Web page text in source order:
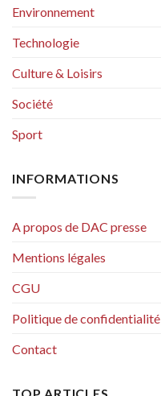
Environnement
Technologie
Culture & Loisirs
Société
Sport
INFORMATIONS
A propos de DAC presse
Mentions légales
CGU
Politique de confidentialité
Contact